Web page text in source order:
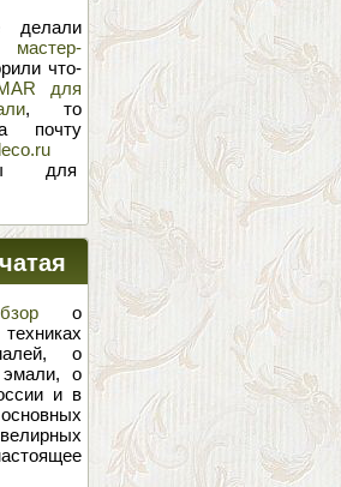
мастер-
что-
для
, то
почту
для
о
о
эмали, о
и в